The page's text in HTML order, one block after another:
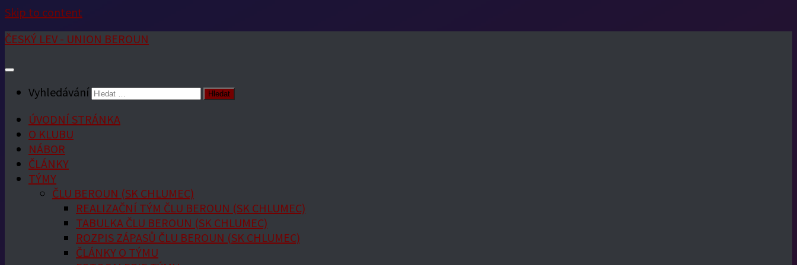
Skip to content
ČESKÝ LEV - UNION BEROUN
Vyhledávání
ÚVODNÍ STRÁNKA
O KLUBU
NÁBOR
ČLÁNKY
TÝMY
ČLU BEROUN (SK CHLUMEC)
REALIZAČNÍ TÝM ČLU BEROUN (SK CHLUMEC)
TABULKA ČLU BEROUN (SK CHLUMEC)
ROZPIS ZÁPASŮ ČLU BEROUN (SK CHLUMEC)
ČLÁNKY O TÝMU